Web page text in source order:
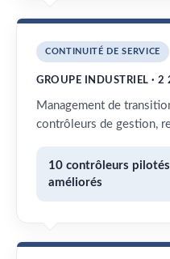
CONTINUITÉ DE SERVICE
GROUPE INDUSTRIEL · 2
Management de
contrôleurs de gestion,
10 contrôleurs
améliorés